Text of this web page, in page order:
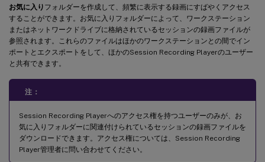
お気に入り フォルダーを作成して、頻繁に表示する録画にすばやくアクセス
することができます。お気に入りフォルダーによって、ワークステーション
またはネットワークドライブに格納されているセッションの録画ファイルが
参照されます。これらのファイルはほかのワークステーションとの間でイン
ポートとエクスポートをして、ほかのSession Recording Playerのユーザー
と共有できます。
注：
Session Recording Playerへのアクセス権を持つユーザーのみが、お
気に入りフォルダーに関連付けられているセッションの録画ファイルを
ダウンロードできます。アクセス権については、Session Recording
Player管理者に問い合わせてください。